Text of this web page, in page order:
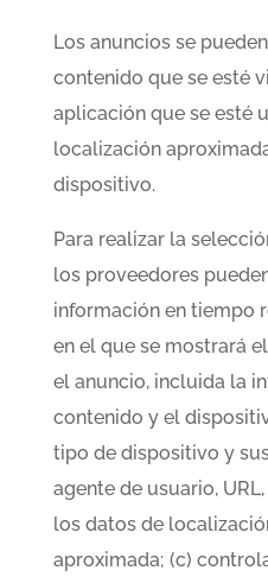
Los anuncios se
contenido que se esté
aplicación que se esté
localización
dispositivo.
Para realizar la
los proveedores
información en tiempo
en el que se mostrará
el anuncio, incluida la
contenido y el
tipo de dispositivo y
agente de usuario,
los datos de
aproximada; (c)